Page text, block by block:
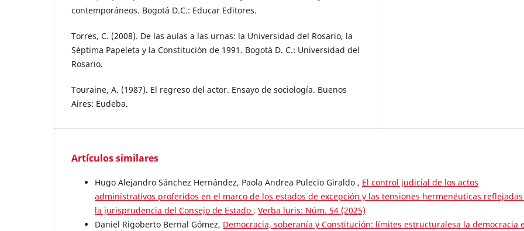
contemporáneos. Bogotá D.C.: Educar Editores.
Torres, C. (2008). De las aulas a las urnas: la Universidad del Rosario, la
Séptima Papeleta y la Constitución de 1991. Bogotá D. C.: Universidad del
Rosario.
Touraine, A. (1987). El regreso del actor. Ensayo de sociología. Buenos
Aires: Eudeba.
Artículos similares
Hugo Alejandro Sánchez Hernández, Paola Andrea Pulecio Giraldo , El control judicial de los actos
administrativos proferidos en el marco de los estados de excepción y las tensiones hermenéuticas
la jurisprudencia del Consejo de Estado , Verba luris: Núm. 54 (2025)
Daniel Rigoberto Bernal Gómez, Democracia, soberanía y Constitución: límites estructuralesa la democracia